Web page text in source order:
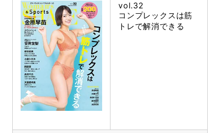
vol.32
コンプレックスは筋
トレで解消できる